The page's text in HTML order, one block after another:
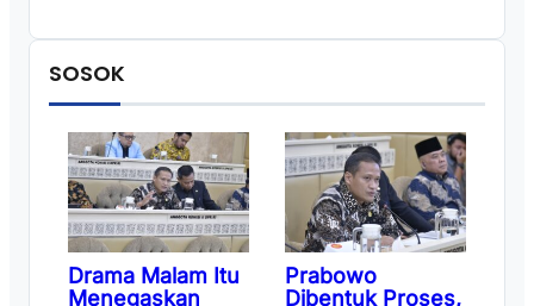
SOSOK
Drama Malam Itu
Menegaskan
Prabowo
Dibentuk Proses,